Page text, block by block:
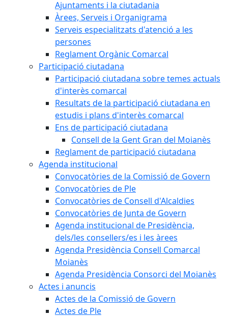
Ajuntaments i la ciutadania
Àrees, Serveis i Organigrama
Serveis especialitzats d'atenció a les
persones
Reglament Orgànic Comarcal
Participació ciutadana
Participació ciutadana sobre temes actuals
d'interès comarcal
Resultats de la participació ciutadana en
estudis i plans d'interès comarcal
Ens de participació ciutadana
Consell de la Gent Gran del Moianès
Reglament de participació ciutadana
Agenda institucional
Convocatòries de la Comissió de Govern
Convocatòries de Ple
Convocatòries de Consell d'Alcaldies
Convocatòries de Junta de Govern
Agenda institucional de Presidència,
dels/les consellers/es i les àrees
Agenda Presidència Consell Comarcal
Moianès
Agenda Presidència Consorci del Moianès
Actes i anuncis
Actes de la Comissió de Govern
Actes de Ple